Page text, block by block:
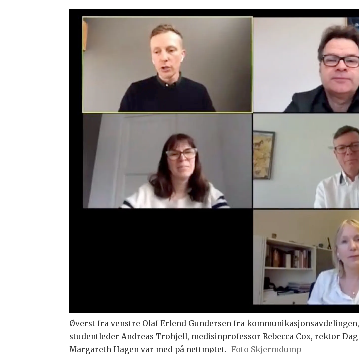
Øverst fra venstre Olaf Erlend Gundersen fra
studentleder Andreas Trohjell, medisinprofessor Rebecca Cox, rektor
Margareth Hagen var med på nettmøtet. Foto Skjermdump